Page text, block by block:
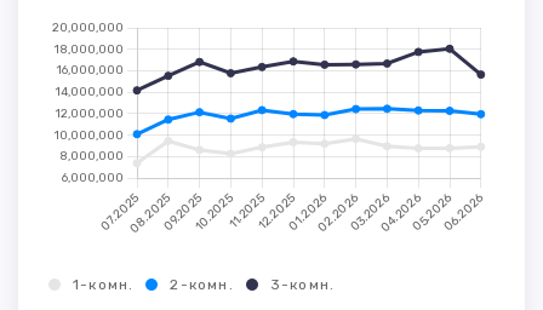
1-комн. 2-комн. 3-комн.